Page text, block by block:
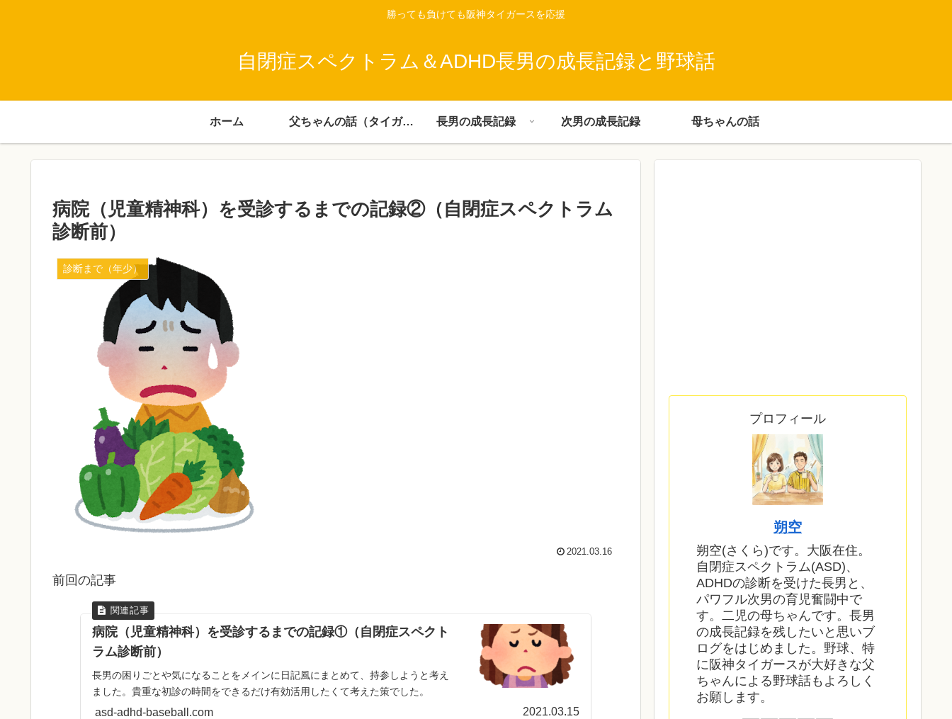
勝っても負けても阪神タイガースを応援
自閉症スペクトラム＆ADHD長男の成長記録と野球話
ホーム 父ちゃんの話（タイガース） 長男の成長記録 次男の成長記録 母ちゃんの話
病院（児童精神科）を受診するまでの記録②（自閉症スペクトラム
診断前）
診断まで（年少）
2021.03.16
前回の記事
病院（児童精神科）を受診するまでの記録①（自閉症スペクト
ラム診断前）
長男の困りごとや気になることをメインに日記風にまとめて、持参しようと考え
ました。貴重な初診の時間をできるだけ有効活用したくて考えた策でした。
asd-adhd-baseball.com 2021.03.15
プロフィール
朔空
朔空(さくら)です。大阪在住。
自閉症スペクトラム(ASD)、
ADHDの診断を受けた長男と、
パワフル次男の育児奮闘中で
す。二児の母ちゃんです。長男
の成長記録を残したいと思いブ
ログをはじめました。野球、特
に阪神タイガースが大好きな父
ちゃんによる野球話もよろしく
お願します。